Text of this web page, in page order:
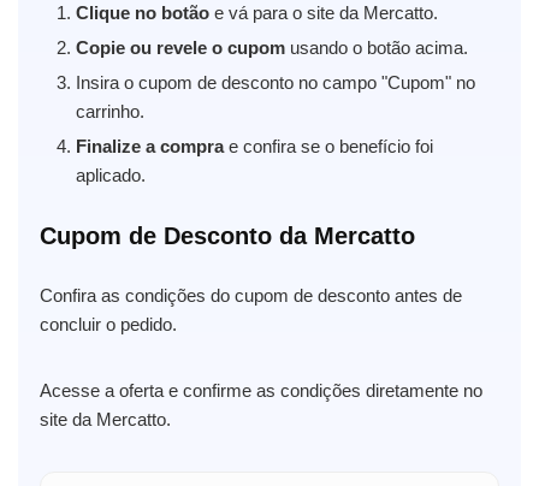
Clique no botão e vá para o site da Mercatto.
Copie ou revele o cupom usando o botão acima.
Insira o cupom de desconto no campo "Cupom" no
carrinho.
Finalize a comprae confira se o benefício foi
aplicado.
Cupom de Desconto da Mercatto
Confira as condições do cupom de desconto antes de
concluir o pedido.
Acesse a oferta e confirme as condições diretamente no
site da Mercatto.